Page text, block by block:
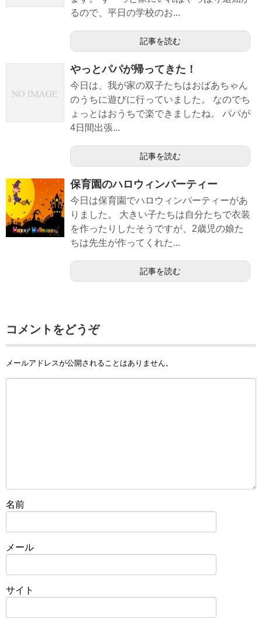
るので、平日の学校のお...
記事を読む
やっとパパが帰ってきた！
今日は、我が家の双子たちはおばあちゃん
のうちに遊びに行っていました。 なのでち
ょっとはおうちで楽できましたね。 パパが
4日間出張...
記事を読む
保育園のハロウィンパーティー
今日は保育園でハロウィンパーティーがあ
りました。 大きい子たちは自分たちで衣装
を作ったりしたそうですが、2歳児の娘た
ちは先生が作ってくれた...
記事を読む
コメントをどうぞ
メールアドレスが公開されることはありません。
名前
メール
サイト